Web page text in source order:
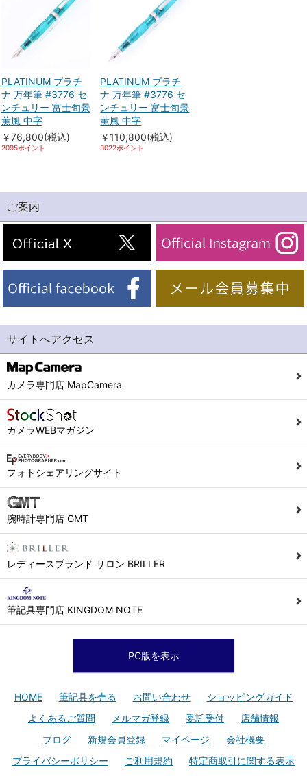
PLATINUM プラチ
ナ 万年筆 #3776 セ
ンチュリー 富士旬景
薫風 中字
￥76,800(税込)
2095ポイント
PLATINUM プラチ
ナ 万年筆 #3776 セ
ンチュリー 富士旬景
薫風 中字
￥110,800(税込)
3022ポイント
ご案内
サイトへアクセス
カメラ専門店 MapCamera
カメラWEBマガジン
フォトシェアリングサイト
腕時計専門店 GMT
レディースブランド サロン BRILLER
筆記具専門店 KINGDOM NOTE
PC版を表示
HOME 筆記具を売る お問い合わせ
ショッピングガイド
よくあるご質問
メルマガ登録 委託受付
店舗情報
ブログ
新規会員登録 マイページ
会社概要
プライバシーポリシー
ご利用規約
特定商取引に関する表示